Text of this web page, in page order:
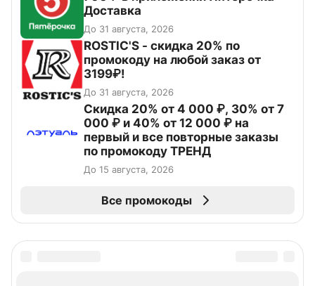
Доставка
До 31 августа, 2026
ROSTIC'S - скидка 20% по
промокоду на любой заказ от
3199₽!
До 31 августа, 2026
Скидка 20% от 4 000 ₽, 30% от 7
000 ₽ и 40% от 12 000 ₽ на
первый и все повторные заказы
по промокоду ТРЕНД
До 15 августа, 2026
Все промокоды